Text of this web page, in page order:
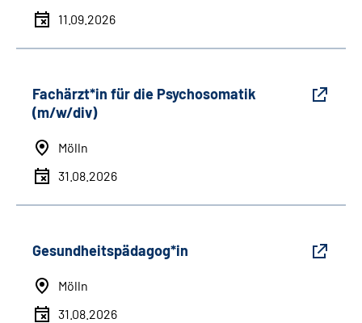
11.09.2026
Fachärzt*in für die Psychosomatik
(m/w/div)
Mölln
31.08.2026
Gesundheitspädagog*in
Mölln
31.08.2026